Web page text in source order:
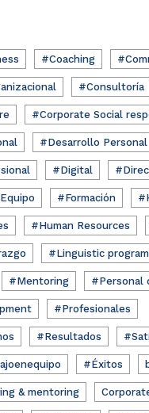
#Coaching
#Consultoría
#Corporate Social
#Desarrollo Personal
#Digital
#Formación
#Human Resources
#Linguistic
#Mentoring #Personal
#Profesionales
#Resultados
#Éxitos
& mentoring